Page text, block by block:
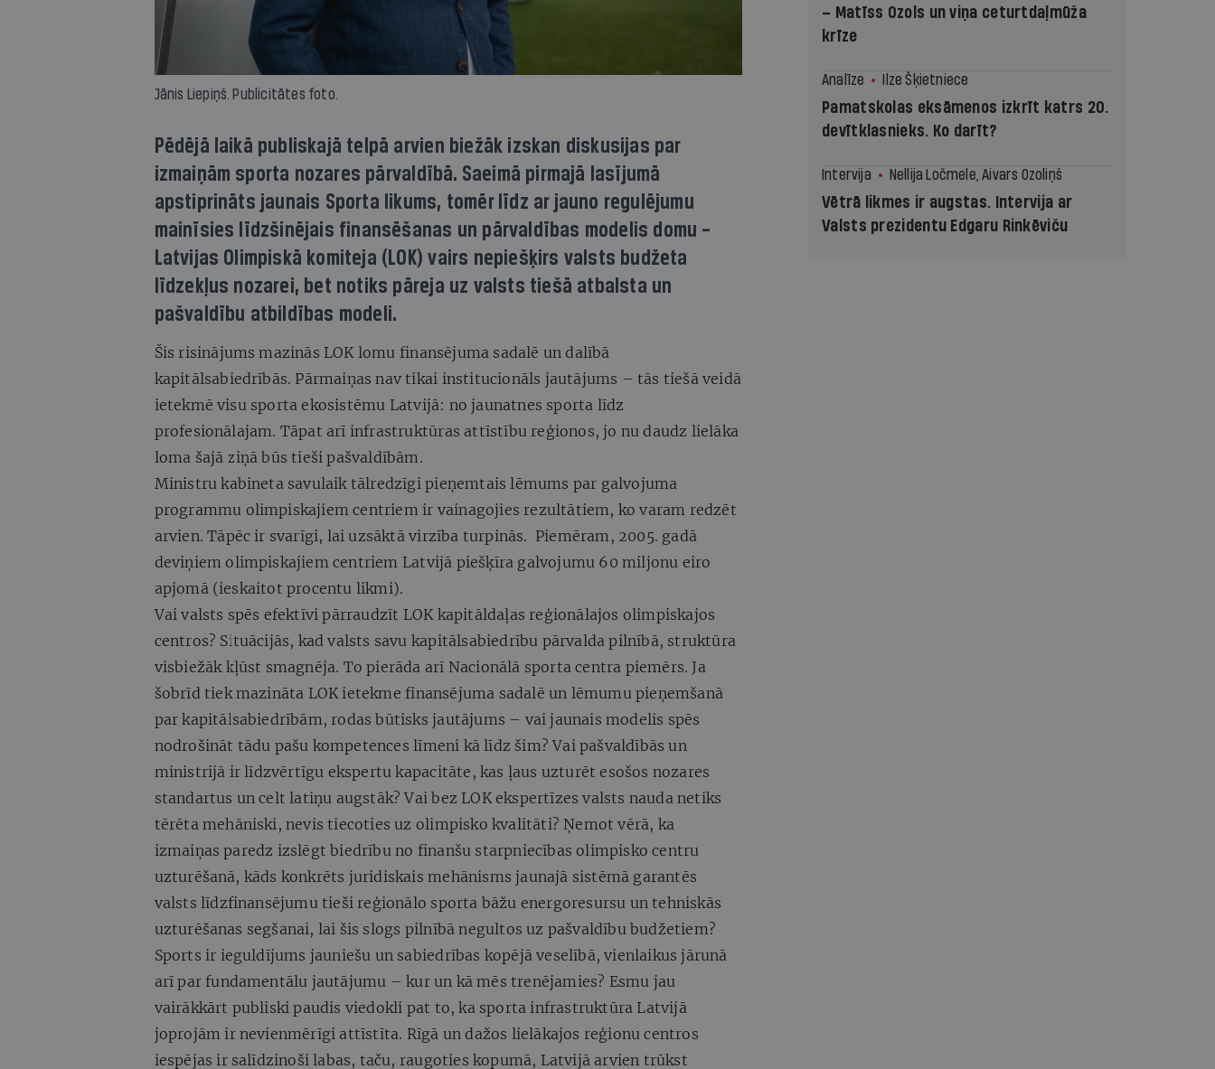
Jānis Liepiņš. Publicitātes foto.
Pēdējā laikā publiskajā telpā arvien biežāk izskan diskusijas par
izmaiņām sporta nozares pārvaldībā. Saeimā pirmajā lasījumā
apstiprināts jaunais Sporta likums, tomēr līdz ar jauno regulējumu
mainīsies līdzšinējais finansēšanas un pārvaldības modelis domu –
Latvijas Olimpiskā komiteja (LOK) vairs nepiešķirs valsts budžeta
līdzekļus nozarei, bet notiks pāreja uz valsts tiešā atbalsta un
pašvaldību atbildības modeli.
Šis risinājums mazinās LOK lomu finansējuma sadalē un dalībā
kapitālsabiedrībās. Pārmaiņas nav tikai institucionāls jautājums – tās tiešā veidā
ietekmē visu sporta ekosistēmu Latvijā: no jaunatnes sporta līdz
profesionālajam. Tāpat arī infrastruktūras attīstību reģionos, jo nu daudz lielāka
loma šajā ziņā būs tieši pašvaldībām.
Ministru kabineta savulaik tālredzīgi pieņemtais lēmums par galvojuma
programmu olimpiskajiem centriem ir vainagojies rezultātiem, ko varam redzēt
arvien. Tāpēc ir svarīgi, lai uzsāktā virzība turpinās. Piemēram, 2005. gadā
deviņiem olimpiskajiem centriem Latvijā piešķīra galvojumu 60 miljonu eiro
apjomā (ieskaitot procentu likmi).
Vai valsts spēs efektīvi pārraudzīt LOK kapitāldaļas reģionālajos olimpiskajos
centros? Situācijās, kad valsts savu kapitālsabiedrību pārvalda pilnībā, struktūra
visbiežāk kļūst smagnēja. To pierāda arī Nacionālā sporta centra piemērs. Ja
šobrīd tiek mazināta LOK ietekme finansējuma sadalē un lēmumu pieņemšanā
par kapitālsabiedrībām, rodas būtisks jautājums – vai jaunais modelis spēs
nodrošināt tādu pašu kompetences līmeni kā līdz šim? Vai pašvaldībās un
ministrijā ir līdzvērtīgu ekspertu kapacitāte, kas ļaus uzturēt esošos nozares
standartus un celt latiņu augstāk? Vai bez LOK ekspertīzes valsts nauda netiks
tērēta mehāniski, nevis tiecoties uz olimpisko kvalitāti? Ņemot vērā, ka
izmaiņas paredz izslēgt biedrību no finanšu starpniecības olimpisko centru
uzturēšanā, kāds konkrēts juridiskais mehānisms jaunajā sistēmā garantēs
valsts līdzfinansējumu tieši reģionālo sporta bāžu energoresursu un tehniskās
uzturēšanas segšanai, lai šis slogs pilnībā negultos uz pašvaldību budžetiem?
Sports ir ieguldījums jauniešu un sabiedrības kopējā veselībā, vienlaikus jārunā
arī par fundamentālu jautājumu – kur un kā mēs trenējamies? Esmu jau
vairākkārt publiski paudis viedokli pat to, ka sporta infrastruktūra Latvijā
joprojām ir nevienmērīgi attīstīta. Rīgā un dažos lielākajos reģionu centros
iespējas ir salīdzinoši labas, taču, raugoties kopumā, Latvijā arvien trūkst
– Matīss Ozols un viņa ceturtdaļmūža
krīze
Analīze Ilze Šķietniece
Pamatskolas eksāmenos izkrīt katrs 20.
devītklasnieks. Ko darīt?
Intervija Nellija Ločmele, Aivars Ozoliņš
Vētrā likmes ir augstas. Intervija ar
Valsts prezidentu Edgaru Rinkēviču